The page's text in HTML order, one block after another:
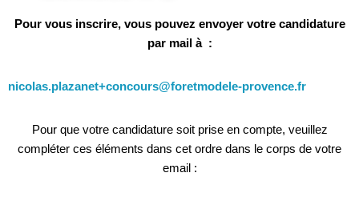
Pour vous inscrire, vous pouvez envoyer votre candidature
par mail à :
nicolas.plazanet+concours@foretmodele-provence.fr
Pour que votre candidature soit prise en compte, veuillez
compléter ces éléments dans cet ordre dans le corps de votre
email :